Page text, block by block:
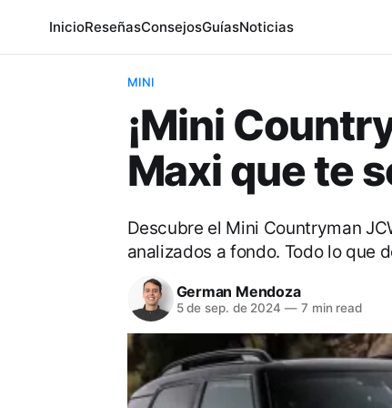
InicioReseñasConsejosGuíasNoticias
MINI
¡Mini
Maxi que te
Descubre el Mini Countryman
analizados a fondo. Todo lo que
German Mendoza
5 de sep. de 2024 —7 min read